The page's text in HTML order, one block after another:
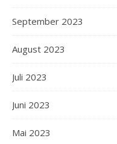
September 2023
August 2023
Juli 2023
Juni 2023
Mai 2023